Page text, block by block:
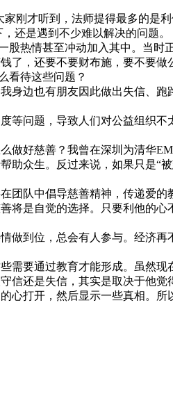
刚才听到，法师提得最多的是
还是遇到不少难以解决的问题。
热情甚至冲动加入其中。当时
了，还要不要财布施，要不要
看待这些问题？
边也有朋友因此做出失信、跑
等问题，导致人们对公益组织
好慈善？我曾在深圳为清华
众生。反过来说，如果只是“
队中倡导慈善精神，传递爱的
是自觉的选择。只要利他的心
到位，总会有人参与。经济再
要通过教育才能形成。虽然现
还是失信，其实是取决于他觉
打开，然后显示一些真相。所